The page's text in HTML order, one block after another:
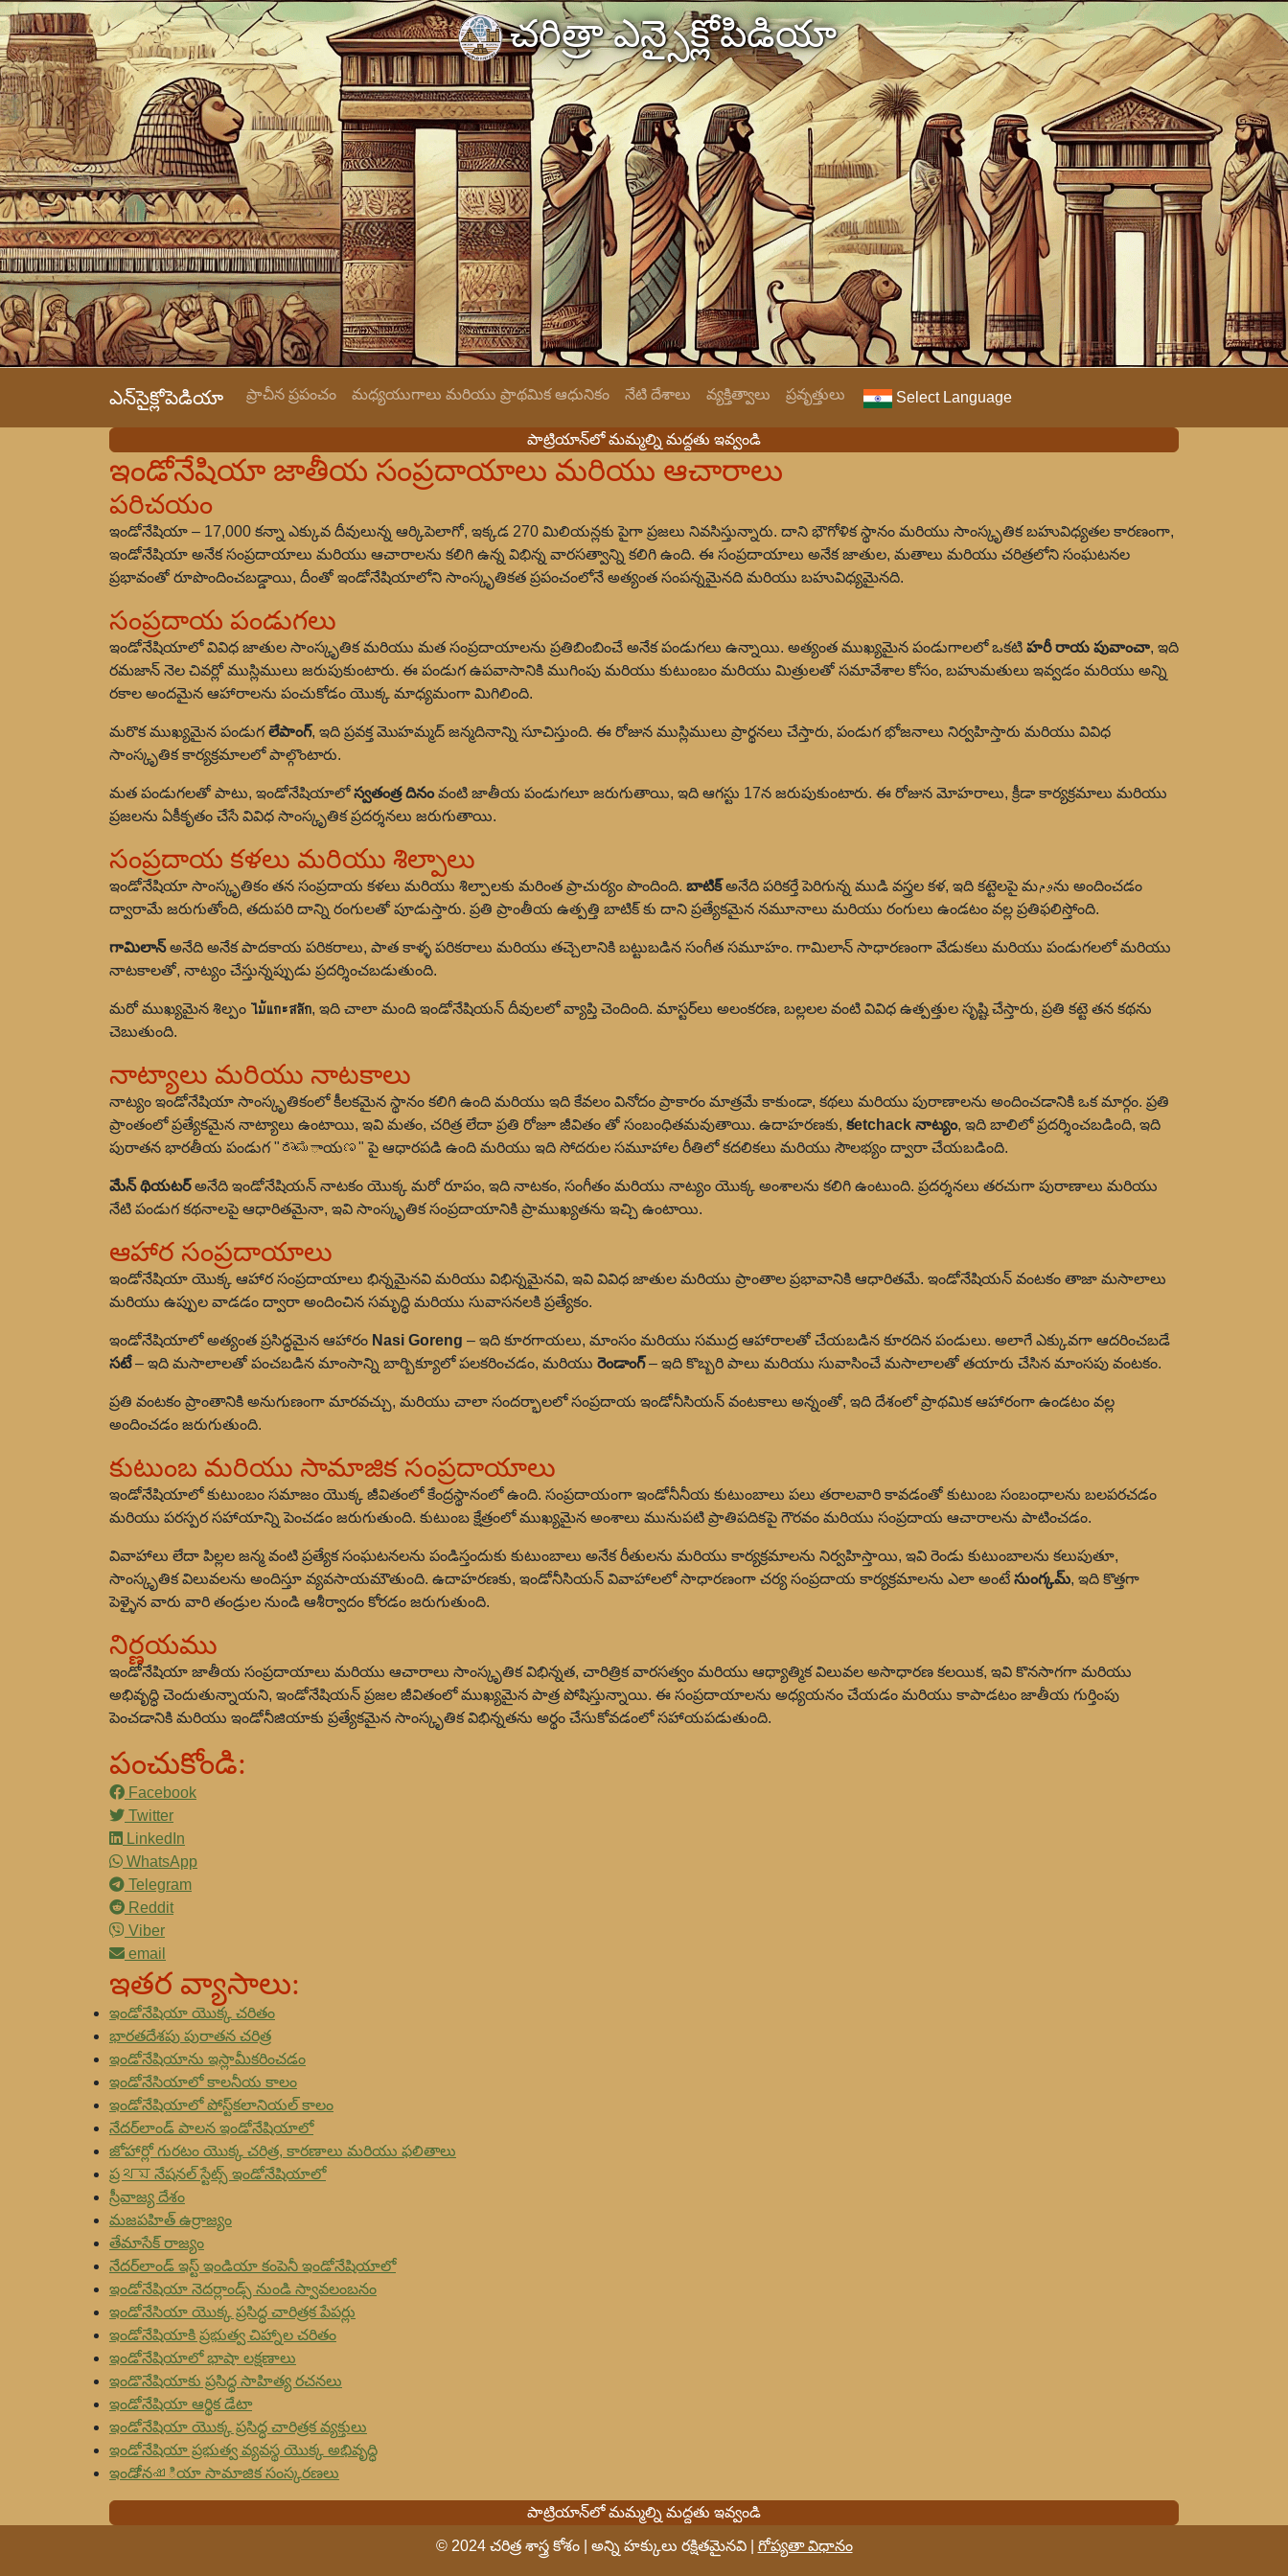
చరిత్రా ఎన్సైక్లోపిడియా
ఎన్‌సైక్లోపెడియా ప్రాచీన ప్రపంచం మధ్యయుగాలు మరియు ప్రాథమిక ఆధునికం నేటి దేశాలు వ్యక్తిత్వాలు ప్రవృత్తులు Select Language
పాట్రియాన్‌లో మమ్మల్ని మద్దతు ఇవ్వండి
ఇండోనేషియా జాతీయ సంప్రదాయాలు మరియు ఆచారాలు
పరిచయం
ఇండోనేషియా – 17,000 కన్నా ఎక్కువ దీవులున్న ఆర్కిపెలాగో, ఇక్కడ 270 మిలియన్లకు పైగా ప్రజలు నివసిస్తున్నారు. దాని భౌగోళిక స్థానం మరియు సాంస్కృతిక బహువిధ్యతల కారణంగా,
ఇండోనేషియా అనేక సంప్రదాయాలు మరియు ఆచారాలను కలిగి ఉన్న విభిన్న వారసత్వాన్ని కలిగి ఉంది. ఈ సంప్రదాయాలు అనేక జాతుల, మతాలు మరియు చరిత్రలోని సంఘటనల
ప్రభావంతో రూపొందించబడ్డాయి, దీంతో ఇండోనేషియాలోని సాంస్కృతికత ప్రపంచంలోనే అత్యంత సంపన్నమైనది మరియు బహువిధ్యమైనది.
సంప్రదాయ పండుగలు
ఇండోనేషియాలో వివిధ జాతుల సాంస్కృతిక మరియు మత సంప్రదాయాలను ప్రతిబింబించే అనేక పండుగలు ఉన్నాయి. అత్యంత ముఖ్యమైన పండుగాలలో ఒకటి హరీ రాయ పువాంచా, ఇది
రమజాన్ నెల చివర్లో ముస్లిములు జరుపుకుంటారు. ఈ పండుగ ఉపవాసానికి ముగింపు మరియు కుటుంబం మరియు మిత్రులతో సమావేశాల కోసం, బహుమతులు ఇవ్వడం మరియు అన్ని
రకాల అందమైన ఆహారాలను పంచుకోడం యొక్క మాధ్యమంగా మిగిలింది.
మరొక ముఖ్యమైన పండుగలేపాంగ్, ఇది ప్రవక్త మొహమ్మద్ జన్మదినాన్ని సూచిస్తుంది. ఈ రోజున ముస్లిములు ప్రార్థనలు చేస్తారు, పండుగ భోజనాలు నిర్వహిస్తారు మరియు వివిధ
సాంస్కృతిక కార్యక్రమాలలో పాల్గొంటారు.
మత పండుగలతో పాటు, ఇండోనేషియాలోస్వతంత్ర దినంవంటి జాతీయ పండుగలూ జరుగుతాయి, ఇది ఆగస్టు 17న జరుపుకుంటారు. ఈ రోజున మోహరాలు, క్రీడా కార్యక్రమాలు మరియు
ప్రజలను ఏకీకృతం చేసే వివిధ సాంస్కృతిక ప్రదర్శనలు జరుగుతాయి.
సంప్రదాయ కళలు మరియు శిల్పాలు
ఇండోనేషియా సాంస్కృతికం తన సంప్రదాయ కళలు మరియు శిల్పాలకు మరింత ప్రాచుర్యం పొందింది. బాటిక్అనేది పరికర్తే పెరిగున్న ముడి వస్త్రల కళ, ఇది కట్టెలపై మومను అందించడం
ద్వారామే జరుగుతోంది, తదుపరి దాన్ని రంగులతో పూడుస్తారు. ప్రతి ప్రాంతీయ ఉత్పత్తి బాటిక్ కు దాని ప్రత్యేకమైన నమూనాలు మరియు రంగులు ఉండటం వల్ల ప్రతిఫలిస్తోంది.
గామిలాన్అనేది అనేక పాదకాయ పరికరాలు, పాత కాళ్ళ పరికరాలు మరియు తచ్చెలానికి బట్టుబడిన సంగీత సమూహం. గామిలాన్ సాధారణంగా వేడుకలు మరియు పండుగలలో మరియు
నాటకాలతో, నాట్యం చేస్తున్నప్పుడు ప్రదర్శించబడుతుంది.
మరో ముఖ్యమైన శిల్పం ไม้แกะสลัก, ఇది చాలా మంది ఇండోనేషియన్ దీవులలో వ్యాప్తి చెందింది. మాస్టర్‌లు అలంకరణ, బల్లలల వంటి వివిధ ఉత్పత్తుల సృష్టి చేస్తారు, ప్రతి కట్టె తన కథను
చెబుతుంది.
నాట్యాలు మరియు నాటకాలు
నాట్యం ఇండోనేషియా సాంస్కృతికంలో కీలకమైన స్థానం కలిగి ఉంది మరియు ఇది కేవలం వినోదం ప్రాకారం మాత్రమే కాకుండా, కథలు మరియు పురాణాలను అందించడానికి ఒక మార్గం. ప్రతి
ప్రాంతంలో ప్రత్యేకమైన నాట్యాలు ఉంటాయి, ఇవి మతం, చరిత్ర లేదా ప్రతి రోజూ జీవితం తో సంబంధితమవుతాయి. ఉదాహరణకు, కetchack నాట్యం, ఇది బాలిలో ప్రదర్శించబడింది, ఇది
పురాతన భారతీయ పండుగ "ರಾಮాయಣ" పై ఆధారపడి ఉంది మరియు ఇది సోదరుల సమూహాల రీతిలో కదలికలు మరియు సౌలభ్యం ద్వారా చేయబడింది.
మేన్ థియటర్అనేది ఇండోనేషియన్ నాటకం యొక్క మరో రూపం, ఇది నాటకం, సంగీతం మరియు నాట్యం యొక్క అంశాలను కలిగి ఉంటుంది. ప్రదర్శనలు తరచుగా పురాణాలు మరియు
నేటి పండుగ కథనాలపై ఆధారితమైనా, ఇవి సాంస్కృతిక సంప్రదాయానికి ప్రాముఖ్యతను ఇచ్చి ఉంటాయి.
ఆహార సంప్రదాయాలు
ఇండోనేషియా యొక్క ఆహార సంప్రదాయాలు భిన్నమైనవి మరియు విభిన్నమైనవి, ఇవి వివిధ జాతుల మరియు ప్రాంతాల ప్రభావానికి ఆధారితమే. ఇండోనేషియన్ వంటకం తాజా మసాలాలు
మరియు ఉప్పుల వాడడం ద్వారా అందించిన సమృద్ధి మరియు సువాసనలకి ప్రత్యేకం.
ఇండోనేషియాలో అత్యంత ప్రసిద్ధమైన ఆహారం Nasi Goreng – ఇది కూరగాయలు, మాంసం మరియు సముద్ర ఆహారాలతో చేయబడిన కూరదిన పండులు. అలాగే ఎక్కువగా ఆదరించబడే
సటే– ఇది మసాలాలతో పంచబడిన మాంసాన్ని బార్బిక్యూలో పలకరించడం, మరియు రెండాంగ్– ఇది కొబ్బరి పాలు మరియు సువాసించే మసాలాలతో తయారు చేసిన మాంసపు వంటకం.
ప్రతి వంటకం ప్రాంతానికి అనుగుణంగా మారవచ్చు, మరియు చాలా సందర్భాలలో సంప్రదాయ ఇండోనీసియన్ వంటకాలు అన్నంతో, ఇది దేశంలో ప్రాథమిక ఆహారంగా ఉండటం వల్ల
అందించడం జరుగుతుంది.
కుటుంబ మరియు సామాజిక సంప్రదాయాలు
ఇండోనేషియాలో కుటుంబం సమాజం యొక్క జీవితంలో కేంద్రస్థానంలో ఉంది. సంప్రదాయంగా ఇండోనీనీయ కుటుంబాలు పలు తరాలవారి కావడంతో కుటుంబ సంబంధాలను బలపరచడం
మరియు పరస్పర సహాయాన్ని పెంచడం జరుగుతుంది. కుటుంబ క్షేత్రంలో ముఖ్యమైన అంశాలు మునుపటి ప్రాతిపదికపై గౌరవం మరియు సంప్రదాయ ఆచారాలను పాటించడం.
వివాహాలు లేదా పిల్లల జన్మ వంటి ప్రత్యేక సంఘటనలను పండిస్తందుకు కుటుంబాలు అనేక రీతులను మరియు కార్యక్రమాలను నిర్వహిస్తాయి, ఇవి రెండు కుటుంబాలను కలుపుతూ,
సాంస్కృతిక విలువలను అందిస్తూ వ్యవసాయమౌతుంది. ఉదాహరణకు, ఇండోనీసియన్ వివాహాలలో సాధారణంగా చర్య సంప్రదాయ కార్యక్రమాలను ఎలా అంటే సుంగ్కమ్, ఇది కొత్తగా
పెళ్ళైన వారు వారి తండ్రుల నుండి ఆశీర్వాదం కోరడం జరుగుతుంది.
నిర్ణయము
ఇండోనేషియా జాతీయ సంప్రదాయాలు మరియు ఆచారాలు సాంస్కృతిక విభిన్నత, చారిత్రిక వారసత్వం మరియు ఆధ్యాత్మిక విలువల అసాధారణ కలయిక, ఇవి కొనసాగగా మరియు
అభివృద్ధి చెందుతున్నాయని, ఇండోనేషియన్ ప్రజల జీవితంలో ముఖ్యమైన పాత్ర పోషిస్తున్నాయి. ఈ సంప్రదాయాలను అధ్యయనం చేయడం మరియు కాపాడటం జాతీయ గుర్తింపు
పెంచడానికి మరియు ఇండోనీజియాకు ప్రత్యేకమైన సాంస్కృతిక విభిన్నతను అర్థం చేసుకోవడంలో సహాయపడుతుంది.
పంచుకోండి:
Facebook
Twitter
LinkedIn
WhatsApp
Telegram
Reddit
Viber
email
ఇతర వ్యాసాలు:
ఇండోనేషియా యొక్క చరితం
భారతదేశపు పురాతన చరిత్ర
ఇండోనేషియాను ఇస్లామీకరించడం
ఇండోనేసియాలో కాలనీయ కాలం
ఇండోనేషియాలో పోస్ట్‌కలానియల్ కాలం
నేదర్‌లాండ్ పాలన ఇండోనేషియాలో
జోహార్లో గురటం యొక్క చరిత్ర, కారణాలు మరియు ఫలితాలు
ప్రথম నేషనల్ స్టేట్స్ ఇండోనేషియాలో
స్రీవాజ్య దేశం
మజపహిత్ ఉర్రాజ్యం
తేమాసేక్ రాజ్యం
నేదర్‌లాండ్ ఇస్ట్ ఇండియా కంపెనీ ఇండోనేషియాలో
ఇండోనేషియా నెదర్లాండ్స్ నుండి స్వావలంబనం
ఇండోనేసియా యొక్క ప్రసిద్ధ చారిత్రక పేపర్లు
ఇండోనేషియాకి ప్రభుత్వ చిహ్నాల చరితం
ఇండోనేషియాలో భాషా లక్షణాలు
ఇండొనేషియాకు ప్రసిద్ధ సాహిత్య రచనలు
ఇండోనేషియా ఆర్థిక డేటా
ఇండోనేషియా యొక్క ప్రసిద్ధ చారిత్రక వ్యక్తులు
ఇండోనేషియా ప్రభుత్వ వ్యవస్థ యొక్క అభివృద్ధి
ఇండోనേഷియా సామాజిక సంస్కరణలు
పాట్రియాన్‌లో మమ్మల్ని మద్దతు ఇవ్వండి
© 2024 చరిత్ర శాస్త్ర కోశం | అన్ని హక్కులు రక్షితమైనవి | గోప్యతా విధానం